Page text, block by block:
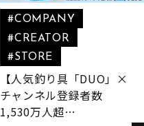
【人気釣り具「DUO」×
チャンネル登録者数
1,530万人超
#COMPANY
#CREATOR
#STORE